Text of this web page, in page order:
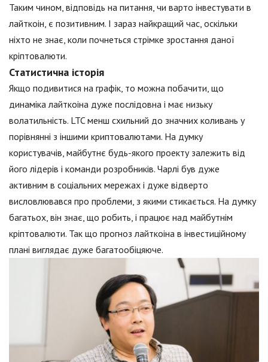
Таким чином, відповідь на питання, чи варто інвестувати в
лайткоін, є позитивним. І зараз найкращий час, оскільки
ніхто не знає, коли почнеться стрімке зростання даної
кріптовалюти.
Статистична історія
Якщо подивитися на графік, то можна побачити, що
динаміка лайткоіна дуже послідовна і має низьку
волатильність. LTC менш схильний до значних коливань у
порівнянні з іншими криптовалютами. На думку
користувачів, майбутнє будь-якого проекту залежить від
його лідерів і команди розробників. Чарлі був дуже
активним в соціальних мережах і дуже відверто
висловлювався про проблеми, з якими стикається. На думку
багатьох, він знає, що робить, і працює над майбутнім
кріптовалюти. Так що прогноз лайткоіна в інвестиційному
плані виглядає дуже багатообіцяюче.